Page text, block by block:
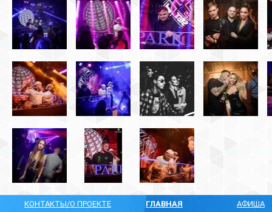
КОНТАКТЫ/О ПРОЕКТЕ
ГЛАВНАЯ
АФИША